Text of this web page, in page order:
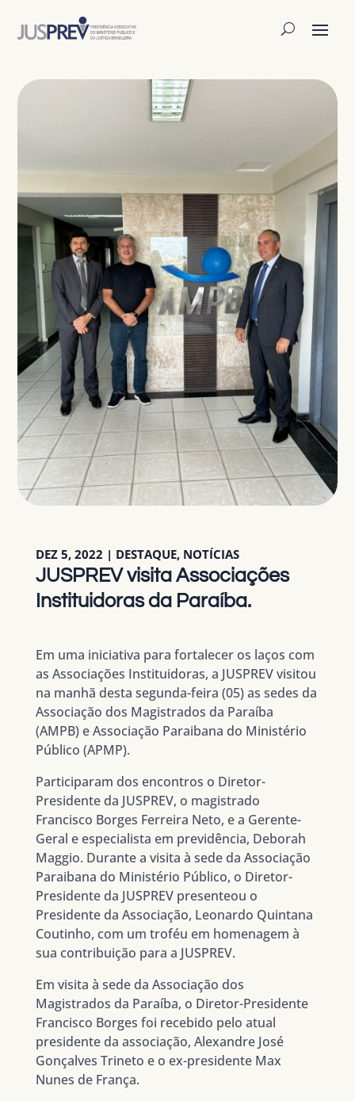
JUSPREV visita Associações
Instituidoras da Paraíba.
DEZ 5, 2022 | DESTAQUE, NOTÍCIAS
Em uma iniciativa para fortalecer os laços com
as Associações Instituidoras, a JUSPREV visitou
na manhã desta segunda-feira (05) as sedes da
Associação dos Magistrados da Paraíba
(AMPB) e Associação Paraibana do Ministério
Público (APMP).
Participaram dos encontros o Diretor-
Presidente da JUSPREV, o magistrado
Francisco Borges Ferreira Neto, e a Gerente-
Geral e especialista em previdência, Deborah
Maggio. Durante a visita à sede da Associação
Paraibana do Ministério Público, o Diretor-
Presidente da JUSPREV presenteou o
Presidente da Associação, Leonardo Quintana
Coutinho, com um troféu em homenagem à
sua contribuição para a JUSPREV.
Em visita à sede da Associação dos
Magistrados da Paraíba, o Diretor-Presidente
Francisco Borges foi recebido pelo atual
presidente da associação, Alexandre José
Gonçalves Trineto e o ex-presidente Max
Nunes de França.